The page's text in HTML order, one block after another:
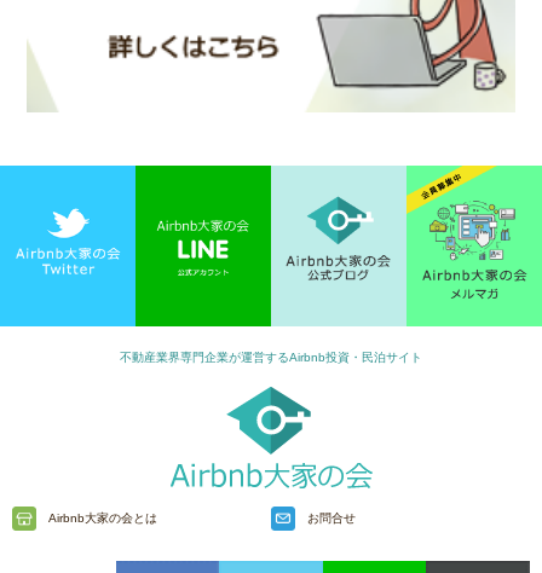
不動産業界専門企業が運営するAirbnb投資・民泊サイト
Airbnb大家の会とは お問合せ